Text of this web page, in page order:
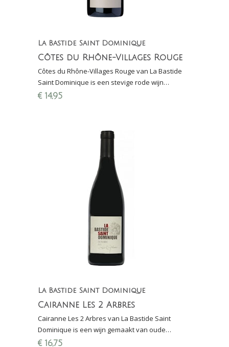
La Bastide Saint Dominique
Côtes du Rhône-Villages Rouge
Côtes du Rhône-Villages Rouge van La Bastide
Saint Dominique is een stevige rode wijn
afkomstig van wijngaarden net buiten
€ 14,95
La Bastide Saint Dominique
Cairanne Les 2 Arbres
Cairanne Les 2 Arbres van La Bastide Saint
Dominique is een wijn gemaakt van oude
wijnstokken aangeplant in één van de beste
€ 16,75